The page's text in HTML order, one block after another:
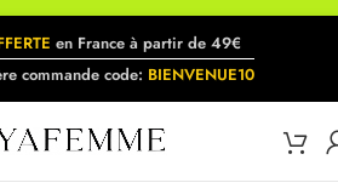
en France à partir de 49€
commande code: BIENVENUE10